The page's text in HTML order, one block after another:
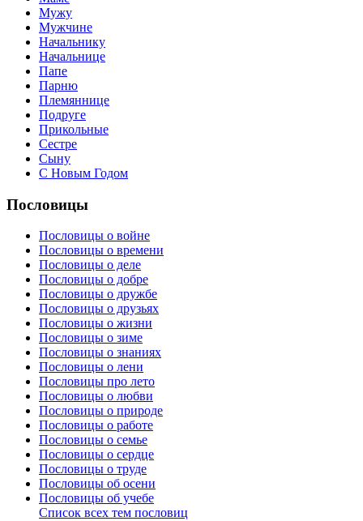
Мужу
Мужчине
Начальнику
Начальнице
Папе
Парню
Племяннице
Подруге
Прикольные
Сестре
Сыну
С Новым Годом
Пословицы
Пословицы о войне
Пословицы о времени
Пословицы о деле
Пословицы о добре
Пословицы о дружбе
Пословицы о друзьях
Пословицы о жизни
Пословицы о зиме
Пословицы о знаниях
Пословицы о лени
Пословицы про лето
Пословицы о любви
Пословицы о природе
Пословицы о работе
Пословицы о семье
Пословицы о сердце
Пословицы о труде
Пословицы об осени
Пословицы об учебе
Список всех тем пословиц